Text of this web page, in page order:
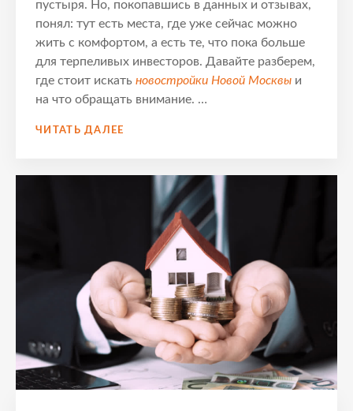
пустыря. Но, покопавшись в данных и отзывах,
понял: тут есть места, где уже сейчас можно
жить с комфортом, а есть те, что пока больше
для терпеливых инвесторов. Давайте разберем,
где стоит искать новостройки Новой Москвы и
на что обращать внимание. …
ЧИТАТЬ ДАЛЕЕ
ДЛЯ
ЖИЗНИ:
ЛУЧШЕ
КУПИТЬ
НОВОСТРОЙКУ
В
2025
ГОДУ?